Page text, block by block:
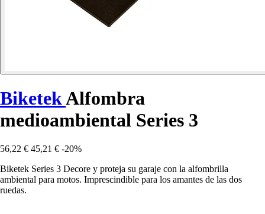
BiketekAlfombra
medioambiental Series 3
56,22 € 45,21 € -20%
Biketek Series 3 Decore y proteja su garaje con la alfombrilla
ambiental para motos. Imprescindible para los amantes de las dos
ruedas.